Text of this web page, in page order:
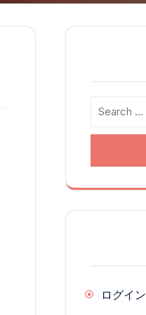
ログイン